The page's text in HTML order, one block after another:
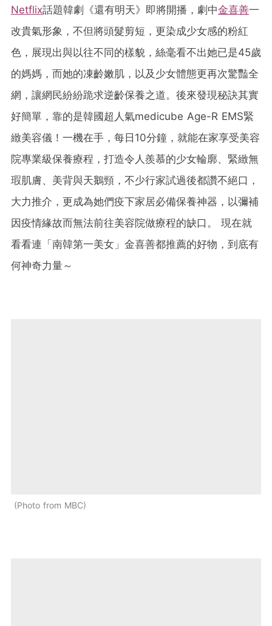
Netflix話題韓劇《還有明天》即將開播，劇中金喜善一
改貴氣形象，不但將頭髮剪短，更染成少女感的粉紅
色，展現出與以往不同的樣貌，絲毫看不出她已是45歲
的媽媽，而她的凍齡嫩肌，以及少女體態更再次驚豔全
網，讓網民紛紛跪求逆齡保養之道。後來發現秘訣其實
好簡單，靠的是韓國超人氣medicube Age-R EMS緊
緻美容儀！一機在手，每日10分鐘，就能在家享受美容
院專業級保養療程，打造令人羨慕的少女輪廓、緊緻無
瑕肌膚、美背與天鵝頸，不少行家試過後都讚不絕口，
大力推介，更成為她們疫下家居必備保養神器，以彌補
因疫情緣故而無法前往美容院做療程的缺口。 現在就
看看連「南韓第一美女」金喜善都推薦的好物，到底有
何神奇力量～
Photo from MBC